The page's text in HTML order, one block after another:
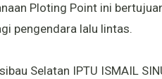
Ploting Point ini
pengendara lalu lintas.
Selatan IPTU ISMAIL